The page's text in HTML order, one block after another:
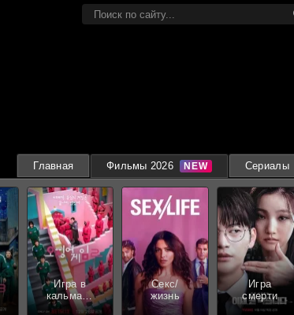
Главная Фильмы 2026 Сериалы
Игра в
кальмара
2 сезон
Секс/
жизнь
Игра
смерти